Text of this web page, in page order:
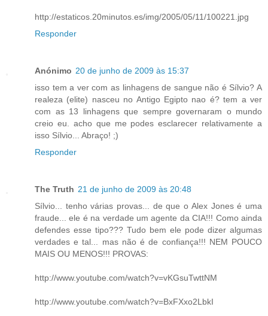
http://estaticos.20minutos.es/img/2005/05/11/100221.jpg
Responder
Anónimo 20 de junho de 2009 às 15:37
isso tem a ver com as linhagens de sangue não é Sílvio? A
realeza (elite) nasceu no Antigo Egipto nao é? tem a ver
com as 13 linhagens que sempre governaram o mundo
creio eu. acho que me podes esclarecer relativamente a
isso Sílvio... Abraço! ;)
Responder
The Truth 21 de junho de 2009 às 20:48
Sílvio... tenho várias provas... de que o Alex Jones é uma
fraude... ele é na verdade um agente da CIA!!! Como ainda
defendes esse tipo??? Tudo bem ele pode dizer algumas
verdades e tal... mas não é de confiança!!! NEM POUCO
MAIS OU MENOS!!! PROVAS:
http://www.youtube.com/watch?v=vKGsuTwttNM
http://www.youtube.com/watch?v=BxFXxo2LbkI